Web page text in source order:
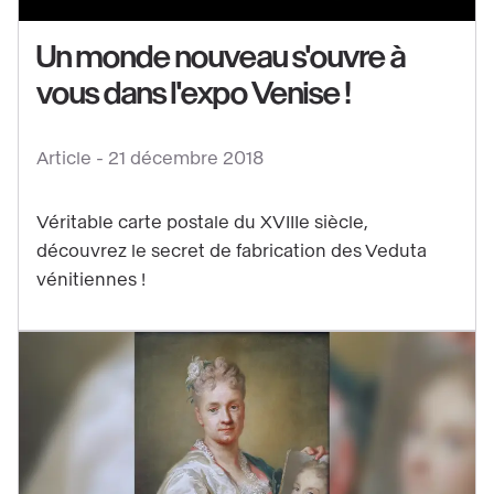
Un
monde
s'ouvre
vous
l'expo
Venise
Article - 21 décembre 2018
Un monde nouveau s'ouvre à
vous dans l'expo Venise !
Véritable carte postale du XVIIIe siècle,
découvrez le secret de fabrication des Veduta
vénitiennes !